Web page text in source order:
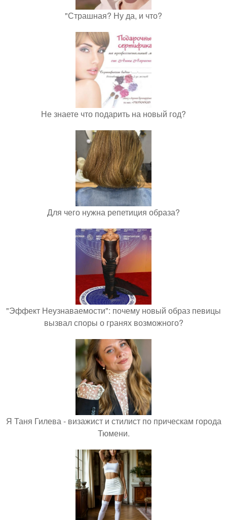
"Страшная? Ну да, и что?
Не знаете что подарить на новый год?
Для чего нужна репетиция образа?
"Эффект Неузнаваемости": почему новый образ певицы
вызвал споры о гранях возможного?
Я Таня Гилева - визажист и стилист по прическам города
Тюмени.